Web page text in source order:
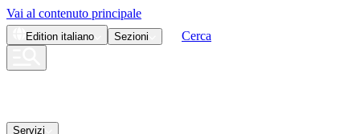
Vai al contenuto principale
Edition italiano Sezioni Cerca
Servizi